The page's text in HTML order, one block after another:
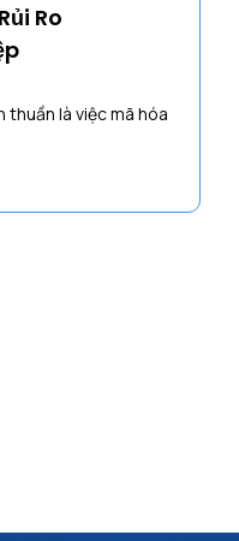
Ro
thuần là việc mã hóa